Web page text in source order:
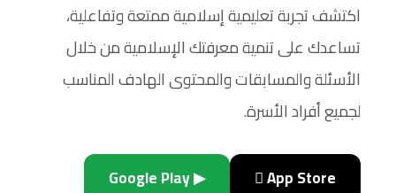
اكتشف تجربة تعليمية إسلامية ممتعة وتفاعلية،
تساعدك على تنمية معرفتك الإسلامية من خلال
الأسئلة والمسابقات والمحتوى الهادف المناسب
لجميع أفراد الأسرة.
 App Store
▶ Google Play